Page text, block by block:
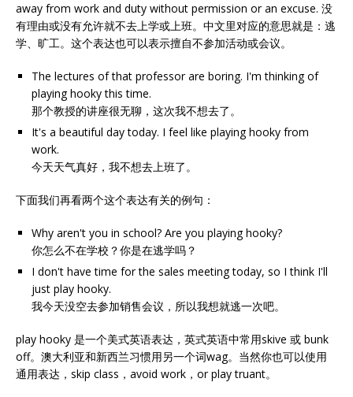
away from work and duty without permission or an excuse. 没
有理由或没有允许就不去上学或上班。中文里对应的意思就是：逃
学、旷工。这个表达也可以表示擅自不参加活动或会议。
The lectures of that professor are boring. I'm thinking of
playing hooky this time.
那个教授的讲座很无聊，这次我不想去了。
It's a beautiful day today. I feel like playing hooky from
work.
今天天气真好，我不想去上班了。
下面我们再看两个这个表达有关的例句：
Why aren't you in school? Are you playing hooky?
你怎么不在学校？你是在逃学吗？
I don't have time for the sales meeting today, so I think I'll
just play hooky.
我今天没空去参加销售会议，所以我想就逃一次吧。
play hooky 是一个美式英语表达，英式英语中常用skive 或 bunk
off。澳大利亚和新西兰习惯用另一个词wag。当然你也可以使用
通用表达，skip class，avoid work，or play truant。